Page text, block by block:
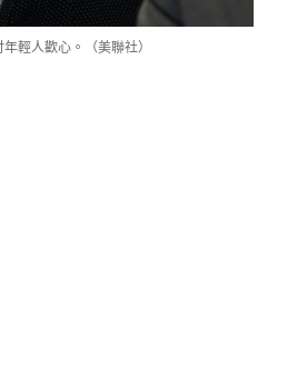
輕人歡心。（美聯社）